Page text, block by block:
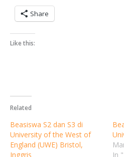
Share
Like this:
Related
Beasiswa S2 dan S3 di
University of the West of
England (UWE) Bristol,
Inggris
In